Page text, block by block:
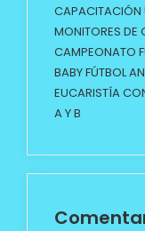
CAPACITACIÓN
MONITORES DE
CAMPEONATO
BABY FÚTBOL
EUCARISTÍA
A Y B